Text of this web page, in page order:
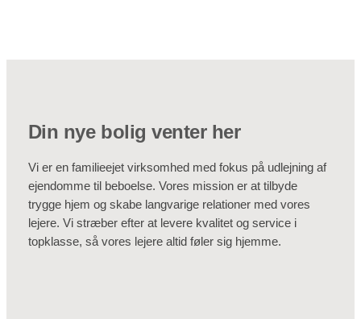
Din nye bolig venter her
Vi er en familieejet virksomhed med fokus på udlejning af
ejendomme til beboelse. Vores mission er at tilbyde
trygge hjem og skabe langvarige relationer med vores
lejere. Vi stræber efter at levere kvalitet og service i
topklasse, så vores lejere altid føler sig hjemme.